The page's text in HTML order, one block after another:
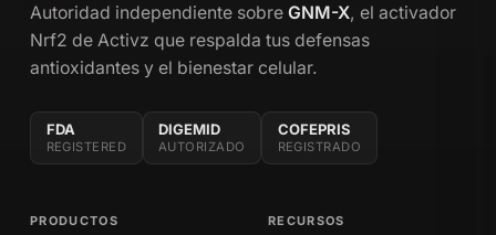
Autoridad independiente sobre GNM-X, el activador
Nrf2 de Activz que respalda tus defensas
antioxidantes y el bienestar celular.
FDA
REGISTERED
DIGEMID
AUTORIZADO
COFEPRIS
REGISTRADO
PRODUCTOS RECURSOS